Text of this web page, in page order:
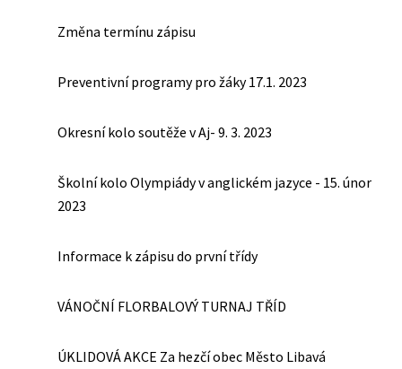
Změna termínu zápisu
Preventivní programy pro žáky 17.1. 2023
Okresní kolo soutěže v Aj- 9. 3. 2023
Školní kolo Olympiády v anglickém jazyce - 15. únor
2023
Informace k zápisu do první třídy
VÁNOČNÍ FLORBALOVÝ TURNAJ TŘÍD
ÚKLIDOVÁ AKCE Za hezčí obec Město Libavá